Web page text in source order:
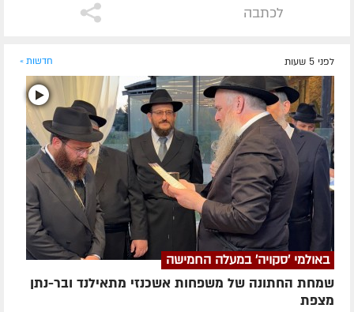
לכתבה
לפני 5 שעות חדשות »
באולמי 'סקויה' במעלה החמישה
שמחת החתונה של משפחות אשכנזי מתאילנד ובר-נתן
מצפת